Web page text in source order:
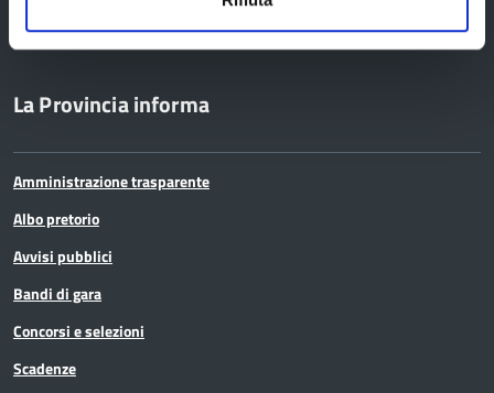
La Provincia informa
Amministrazione trasparente
Albo pretorio
Avvisi pubblici
Bandi di gara
Concorsi e selezioni
Scadenze